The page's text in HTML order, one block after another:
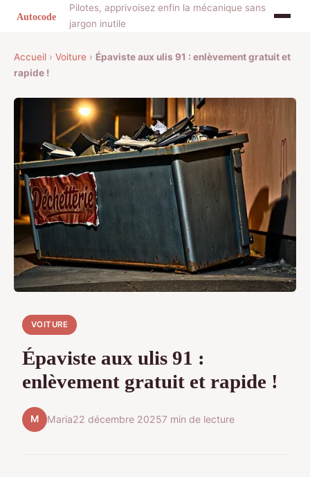
Pilotes, apprivoisez enfin la mécanique sans
jargon inutile
Accueil › Voiture › Épaviste aux ulis 91 : enlèvement gratuit et
rapide !
VOITURE
Épaviste aux ulis 91 :
enlèvement gratuit et rapide !
M Maria22 décembre 20257 min de lecture